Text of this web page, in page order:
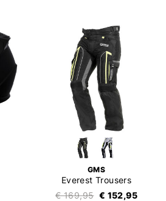
GMS
Everest Trousers
€ 169,95 € 152,95